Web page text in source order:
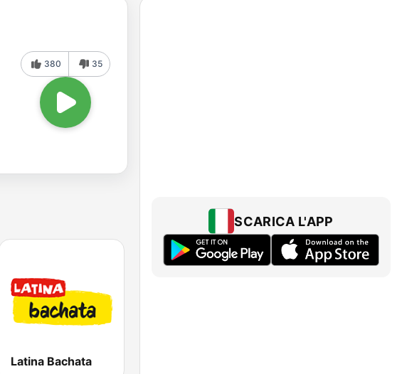
380 35
Latina Bachata
SCARICA L'APP